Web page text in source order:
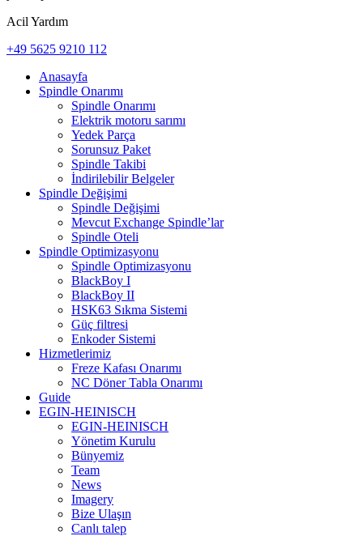
Acil Yardım
+49 5625 9210 112
Anasayfa
Spindle Onarımı
Spindle Onarımı
Elektrik motoru sarımı
Yedek Parça
Sorunsuz Paket
Spindle Takibi
İndirilebilir Belgeler
Spindle Değişimi
Spindle Değişimi
Mevcut Exchange Spindle’lar
Spindle Oteli
Spindle Optimizasyonu
Spindle Optimizasyonu
BlackBoy I
BlackBoy II
HSK63 Sıkma Sistemi
Güç filtresi
Enkoder Sistemi
Hizmetlerimiz
Freze Kafası Onarımı
NC Döner Tabla Onarımı
Guide
EGIN-HEINISCH
EGIN-HEINISCH
Yönetim Kurulu
Bünyemiz
Team
News
Imagery
Bize Ulaşın
Canlı talep